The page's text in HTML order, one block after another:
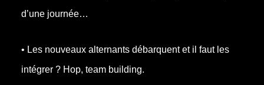
d’une journée…
• Les nouveaux alternants débarquent et il faut les
intégrer ? Hop, team building.